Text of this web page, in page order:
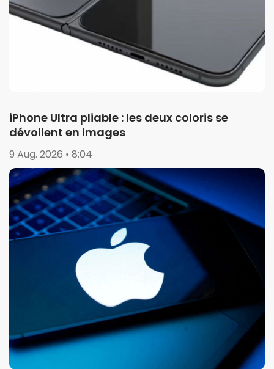
iPhone Ultra pliable : les deux coloris se
dévoilent en images
9 Aug. 2026 • 8:04